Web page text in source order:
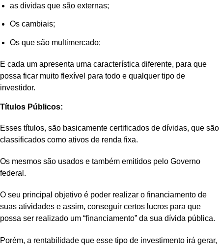
as dividas que são externas;
Os cambiais;
Os que são multimercado;
E cada um apresenta uma característica diferente, para que
possa ficar muito flexível para todo e qualquer tipo de
investidor.
Títulos Públicos:
Esses títulos, são basicamente certificados de dívidas, que são
classificados como ativos de renda fixa.
Os mesmos são usados e também emitidos pelo Governo
federal.
O seu principal objetivo é poder realizar o financiamento de
suas atividades e assim, conseguir certos lucros para que
possa ser realizado um “financiamento” da sua dívida pública.
Porém, a rentabilidade que esse tipo de investimento irá gerar,